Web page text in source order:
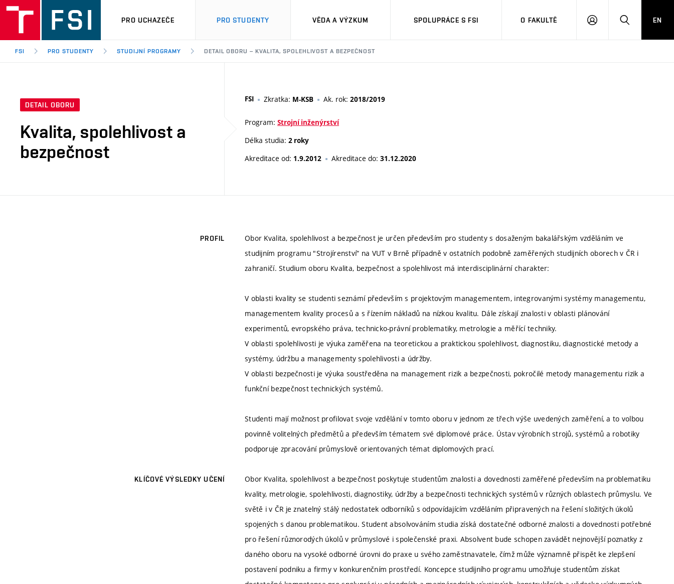
PRO UCHAZEČE PRO STUDENTY VĚDA A VÝZKUM SPOLUPRÁCE S FSI O FAKULTĚ
PŘIHLÁŠENÍHLEDAT
EN
FSI PRO STUDENTY STUDIJNÍ PROGRAMY DETAIL OBORU – KVALITA, SPOLEHLIVOST A BEZPEČNOST
DETAIL OBORU
Kvalita, spolehlivost a
bezpečnost
FSI Zkratka: M-KSB Ak. rok: 2018/2019
Program: Strojní inženýrství
Délka studia: 2 roky
Akreditace od: 1.9.2012 Akreditace do: 31.12.2020
PROFIL
Obor Kvalita, spolehlivost a bezpečnost je určen především pro studenty s dosaženým bakalářským vzděláním ve
studijním programu "Strojírenství“ na VUT v Brně případně v ostatních podobně zaměřených studijních oborech v ČR i
zahraničí. Studium oboru Kvalita, bezpečnost a spolehlivost má interdisciplinární charakter:
V oblasti kvality se studenti seznámí především s projektovým managementem, integrovanými systémy managementu,
managementem kvality procesů a s řízením nákladů na nízkou kvalitu. Dále získají znalosti v oblasti plánování
experimentů, evropského práva, technicko-právní problematiky, metrologie a měřící techniky.
V oblasti spolehlivosti je výuka zaměřena na teoretickou a praktickou spolehlivost, diagnostiku, diagnostické metody a
systémy, údržbu a managementy spolehlivosti a údržby.
V oblasti bezpečnosti je výuka soustředěna na management rizik a bezpečnosti, pokročilé metody managementu rizik a
funkční bezpečnost technických systémů.
Studenti mají možnost profilovat svoje vzdělání v tomto oboru v jednom ze třech výše uvedených zaměření, a to volbou
povinně volitelných předmětů a především tématem své diplomové práce. Ústav výrobních strojů, systémů a robotiky
podporuje zpracování průmyslově orientovaných témat diplomových prací.
KLÍČOVÉ VÝSLEDKY UČENÍ
Obor Kvalita, spolehlivost a bezpečnost poskytuje studentům znalosti a dovednosti zaměřené především na problematiku
kvality, metrologie, spolehlivosti, diagnostiky, údržby a bezpečnosti technických systémů v různých oblastech průmyslu. Ve
světě i v ČR je znatelný stálý nedostatek odborníků s odpovídajícím vzděláním připravených na řešení složitých úkolů
spojených s danou problematikou. Student absolvováním studia získá dostatečné odborné znalosti a dovednosti potřebné
pro řešení různorodých úkolů v průmyslové i společenské praxi. Absolvent bude schopen zavádět nejnovější poznatky z
daného oboru na vysoké odborné úrovni do praxe u svého zaměstnavatele, čímž může významně přispět ke zlepšení
postavení podniku a firmy v konkurenčním prostředí. Koncepce studijního programu umožňuje studentům získat